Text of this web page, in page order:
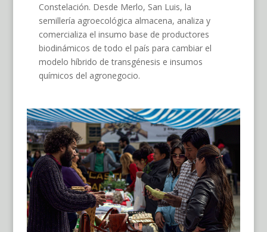
Constelación. Desde Merlo, San Luis, la
semillería agroecológica almacena, analiza y
comercializa el insumo base de productores
biodinámicos de todo el país para cambiar el
modelo híbrido de transgénesis e insumos
químicos del agronegocio.